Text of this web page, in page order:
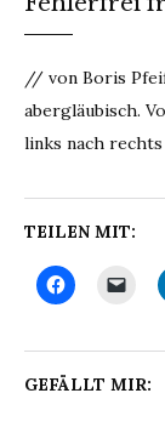
// von Boris
abergläubisch.
links nach
TEILEN MIT:
GEFÄLLT MIR: